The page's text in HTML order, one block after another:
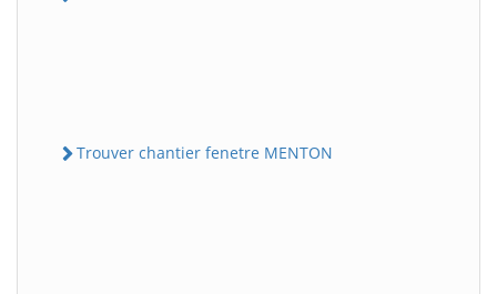
Trouver chantier fenetre MENTON